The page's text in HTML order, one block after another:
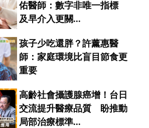
佑醫師：數字非唯一指標
及早介入更關...
孩子少吃還胖？許薰惠醫
師：家庭環境比盲目節食更
重要
高齡社會攝護腺癌增！台日
交流提升醫療品質 盼推動
局部治療標準...